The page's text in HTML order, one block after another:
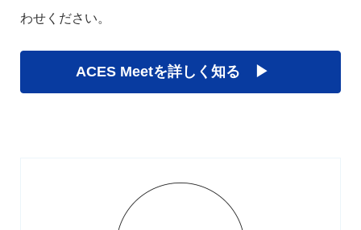
わせください。
ACES Meetを詳しく知る ▶︎